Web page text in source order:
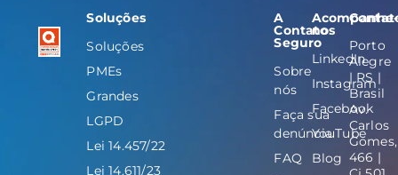
Soluções
Soluções
PMEs
Grandes
LGPD
Lei 14.457/22
Lei 14.611/23
A
Contato
Seguro
Sobre
nós
Faça sua
denúncia
FAQ
Acompanhe-
nos
LinkedIn
Instagram
Facebook
YouTube
Blog
Porto
Alegre
| RS |
Brasil
Av.
Carlos
Gomes,
466 |